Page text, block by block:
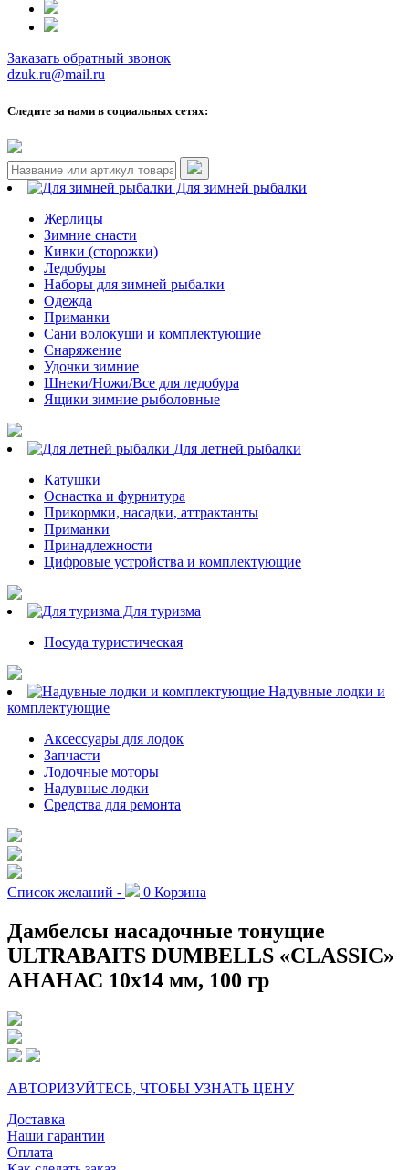
Заказать обратный звонок
dzuk.ru@mail.ru
Следите за нами в социальных сетях:
Для зимней рыбалки
Жерлицы
Зимние снасти
Кивки (сторожки)
Ледобуры
Наборы для зимней рыбалки
Одежда
Приманки
Сани волокуши и комплектующие
Снаряжение
Удочки зимние
Шнеки/Ножи/Все для ледобура
Ящики зимние рыболовные
Для летней рыбалки
Катушки
Оснастка и фурнитура
Прикормки, насадки, аттрактанты
Приманки
Принадлежности
Цифровые устройства и комплектующие
Для туризма
Посуда туристическая
Надувные лодки и
комплектующие
Аксессуары для лодок
Запчасти
Лодочные моторы
Надувные лодки
Средства для ремонта
Список желаний - 0 Корзина
Дамбелсы насадочные тонущие
ULTRABAITS DUMBELLS «CLASSIC»
АНАНАС 10х14 мм, 100 гр
АВТОРИЗУЙТЕСЬ, ЧТОБЫ УЗНАТЬ ЦЕНУ
Доставка
Наши гарантии
Оплата